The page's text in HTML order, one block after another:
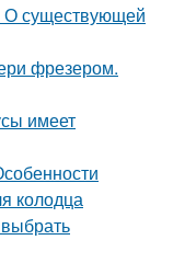
О существующей
фрезером.
имеет
колодца